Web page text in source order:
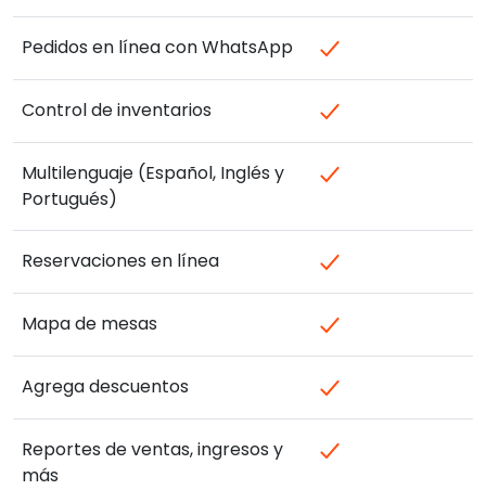
Pedidos en línea con WhatsApp
Control de inventarios
Multilenguaje (Español, Inglés y
Portugués)
Reservaciones en línea
Mapa de mesas
Agrega descuentos
Reportes de ventas, ingresos y
más